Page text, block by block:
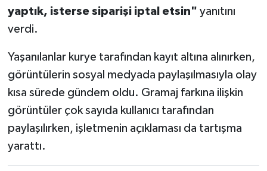
yaptık, isterse siparişi iptal etsin" yanıtını
verdi.
Yaşanılanlar kurye tarafından kayıt altına alınırken,
görüntülerin sosyal medyada paylaşılmasıyla olay
kısa sürede gündem oldu. Gramaj farkına ilişkin
görüntüler çok sayıda kullanıcı tarafından
paylaşılırken, işletmenin açıklaması da tartışma
yarattı.